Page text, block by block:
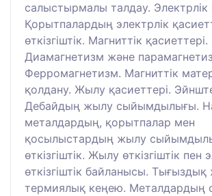
салыстырмалы талдау. Электрлік
Қорытпалардың электрлік
өткізгіштік. Магниттік қасиеттері.
Диамагнетизм және
Ферромагнетизм. Магниттік
қолдану. Жылу қасиеттері.
Дебайдың жылу сыйымдылығы.
металдардың, қорытпалар мен
қосылыстардың жылу
өткізгіштік. Жылу өткізгіштік пен
өткізгіштік байланысы. Тығыздық
термиялық кеңею. Металдардың